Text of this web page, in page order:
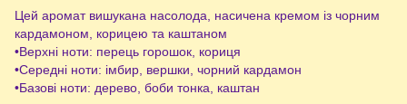
Цей аромат вишукана насолода, насичена кремом із чорним
кардамоном, корицею та каштаном
•Верхні ноти: перець горошок, кориця
•Середні ноти: імбир, вершки, чорний кардамон
•Базові ноти: дерево, боби тонка, каштан